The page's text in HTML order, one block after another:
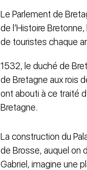
Le Parlement de
de l’Histoire
de touristes chaque
1532, le duché de
de Bretagne aux rois
ont abouti à ce traité
Bretagne.
La construction du
de Brosse, auquel on
Gabriel, imagine une